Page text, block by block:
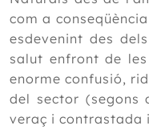
com a
esdevenint des
salut enfront de
enorme confusió,
del sector (segons
veraç i contrastada